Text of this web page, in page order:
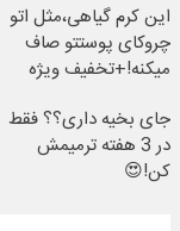
این کرم گیاهی،مثل اتو
چروکای پوستتو صاف
میکنه!+تخفیف ویژه
جای بخیه داری؟؟ فقط
در 3 هفته ترمیمش
کن!😍